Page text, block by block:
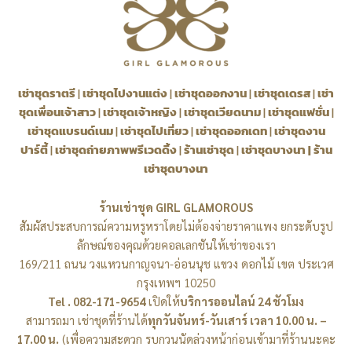
เช่าชุดราตรี|เช่าชุดไปงานแต่ง|เช่าชุดออกงาน|เช่าชุดเดรส|เช่า
ชุดเพื่อนเจ้าสาว|เช่าชุดเจ้าหญิง|เช่าชุดเวียดนาม|เช่าชุดแฟชั่น|
เช่าชุดแบรนด์เนม|เช่าชุดไปเที่ยว|เช่าชุดออกเดท|เช่าชุดงาน
ปาร์ตี้|เช่าชุดถ่ายภาพพรีเวดดิ้ง|ร้านเช่าชุด|เช่าชุดบางนา|ร้าน
เช่าชุดบางนา
ร้านเช่าชุด GIRL GLAMOROUS
สัมผัสประสบการณ์ความหรูหราโดยไม่ต้องจ่ายราคาแพง ยกระดับรูป
ลักษณ์ของคุณด้วยคอลเลกชันให้เช่าของเรา
169/211 ถนน วงแหวนกาญจนา-อ่อนนุช แขวง ดอกไม้ เขต ประเวศ
กรุงเทพฯ 10250
Tel . 082-171-9654เปิดให้บริการออนไลน์ 24 ชัวโมง
สามารถมา เช่าชุดที่ร้านได้ทุกวันจันทร์-วันเสาร์ เวลา 10.00 น. –
17.00 น. (เพื่อความสะดวก รบกวนนัดล่วงหน้าก่อนเข้ามาที่ร้านนะคะ